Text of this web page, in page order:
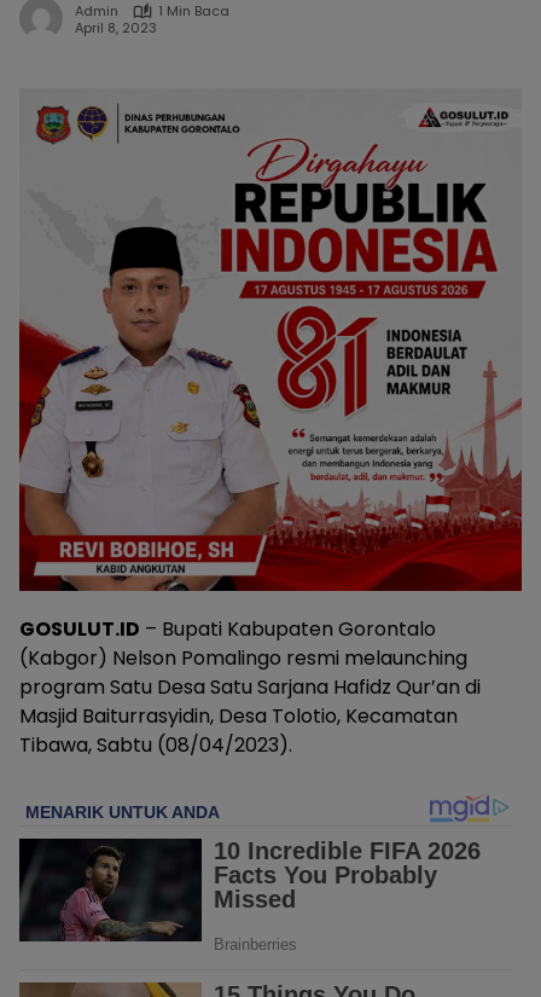
Admin
1 Min Baca
April 8, 2023
GOSULUT.ID – Bupati Kabupaten Gorontalo
(Kabgor) Nelson Pomalingo resmi melaunching
program Satu Desa Satu Sarjana Hafidz Qur’an di
Masjid Baiturrasyidin, Desa Tolotio, Kecamatan
Tibawa, Sabtu (08/04/2023).